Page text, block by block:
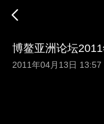
博鳌亚洲论坛
2011年04月13日 13:57